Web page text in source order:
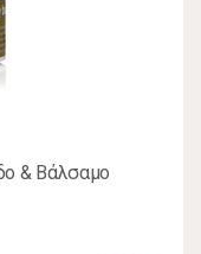
& Βάλσαμο